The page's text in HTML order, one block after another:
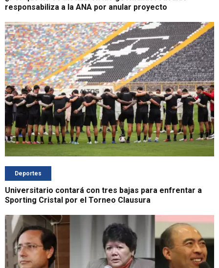
responsabiliza a la ANA por anular proyecto
Deportes
Universitario contará con tres bajas para enfrentar a
Sporting Cristal por el Torneo Clausura